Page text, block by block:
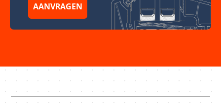
AANVRAGEN